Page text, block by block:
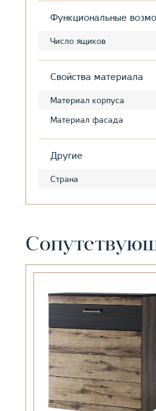
Функциональные
Число ящиков
Свойства материала
Материал корпуса
Материал фасада
Другие
Страна